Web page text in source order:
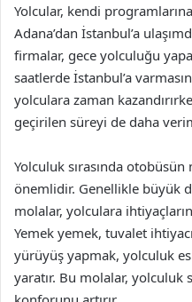
Yolcular, kendi
Adana’dan İstanbul’a
firmalar, gece yolculuğu
saatlerde İstanbul’a
yolculara zaman
geçirilen süreyi de daha
Yolculuk sırasında
önemlidir. Genellikle büyük
molalar, yolculara
Yemek yemek, tuvalet
yürüyüş yapmak, yolculuk
yaratır. Bu molalar, yolculuk